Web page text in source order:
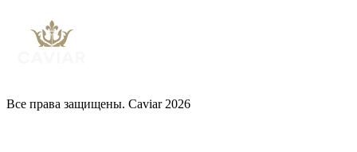
Все права защищены. Caviar 2026